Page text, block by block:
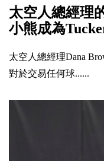
太空人總經理
小熊成為
太空人總經理Dana
對於交易任何球......